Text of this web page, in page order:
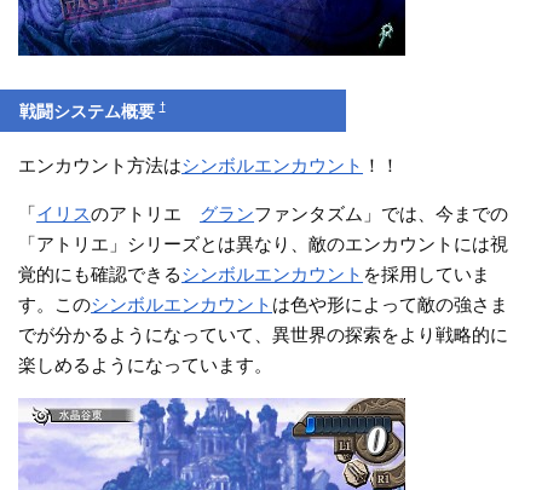
戦闘システム概要†
エンカウント方法はシンボルエンカウント ！！
「イリスのアトリエ グランファンタズム」では、今までの
「アトリエ」シリーズとは異なり、敵のエンカウントには視
覚的にも確認できるシンボルエンカウント を採用していま
す。このシンボルエンカウント は色や形によって敵の強さま
でが分かるようになっていて、異世界の探索をより戦略的に
楽しめるようになっています。